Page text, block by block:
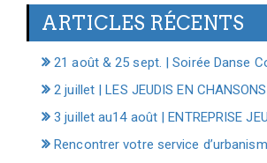
ARTICLES RÉCENTS
21 août & 25 sept. | Soirée Danse
2 juillet | LES JEUDIS EN CHANSONS
3 juillet au14 août | ENTREPRISE
Rencontrer votre service